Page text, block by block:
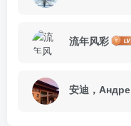
流年风彩
安迪，